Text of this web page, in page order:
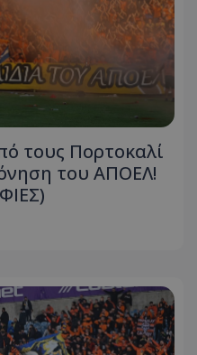
τους Πορτοκαλί
του ΑΠΟΕΛ!